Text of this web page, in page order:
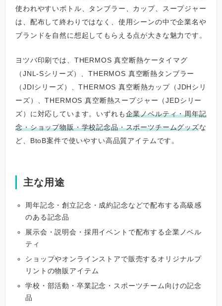
使われやすいボトル、タンブラー、カップ、スープジャー
は、配布して終わりではなく、使用シーンの中で企業名や
ブランドを自然に想起してもらえる点が大きな魅力です。
ヨツバ印刷では、THERMOS 真空断熱ケータイマグ
（JNL-Sシリーズ）、THERMOS 真空断熱タンブラー
（JDIシリーズ）、THERMOS 真空断熱カップ（JDHシリ
ーズ）、THERMOS 真空断熱スープジャー（JEDシリー
ズ）に対応しています。いずれも企業ノベルティ・周年記
念・ショップ物販・学校記念品・スポーツチームグッズな
ど、BtoB案件で使いやすい高品質アイテムです。
主な用途
周年記念・創立記念・成約記念などで配布する高級感
のある記念品
展示会・説明会・採用イベントで配布する企業ノベル
ティ
ショップやオンラインストアで販売するオリジナルプ
リントの物販アイテム
学校・部活動・卒業記念・スポーツチーム向けの記念
品